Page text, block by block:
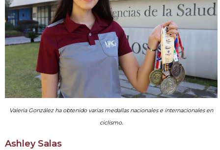
Valeria González ha obtenido varias medallas nacionales e internacionales en
ciclismo.
Ashley Salas